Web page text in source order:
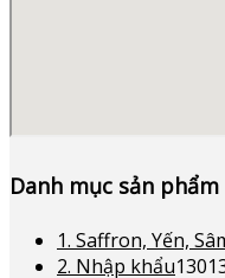
Danh mục sản phẩm
1. Saffron, Yến,
2. Nhập khẩu130